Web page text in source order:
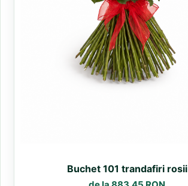
Buchet 101 trandafiri rosii